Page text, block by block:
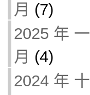
月 (7)
2025 年 一
月 (4)
2024 年 十